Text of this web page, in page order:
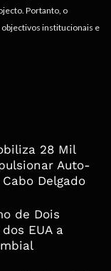
Portanto, o
institucionais e
28 Mil
Auto-
Delgado
de Dois
EUA a